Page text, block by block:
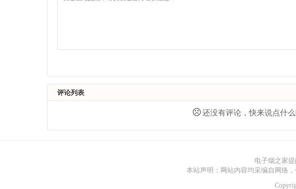
评论列表
还没有评论，快来说点什
电子烟之家
本站声明：网站内容均采编自网络